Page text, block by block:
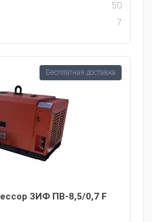
50
7
ЗИФ ПВ-8,5/0,7 F
Бесплатная доставка